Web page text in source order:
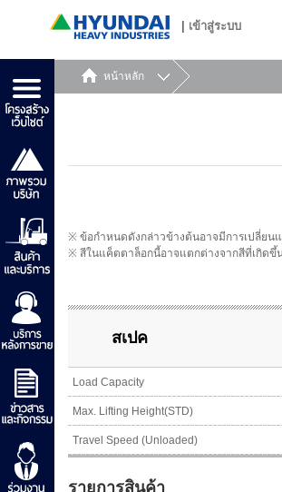
เข้าสู่ระบบ
หน้าหลัก
※ ข้อกำหนดดังกล่าวข้างต้นอาจมีการเปลี่ยน
※ สีในแค็ตตาล็อกนี้อาจแตกต่างจากสีที่เกิดขึ้
สเปค
Load Capacity
Max. Lifting Height(STD)
Travel Speed (Unloaded)
รายการสินค้า